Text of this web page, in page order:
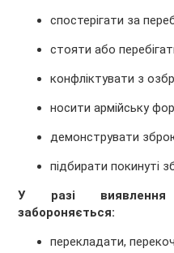
спостерігати за
стояти або
конфліктувати з
носити армійську
демонструвати
підбирати покинуті
У разі виявлення
забороняється:
перекладати,